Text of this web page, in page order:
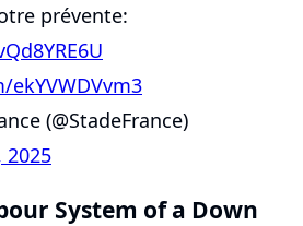
prévente:
(@StadeFrance)
2025
System of a Down